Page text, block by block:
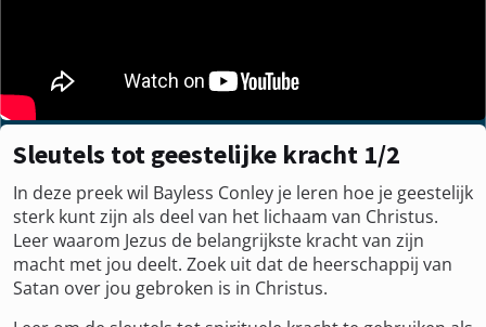
Sleutels tot geestelijke kracht 1/2
In deze preek wil Bayless Conley je leren hoe je geestelijk
sterk kunt zijn als deel van het lichaam van Christus.
Leer waarom Jezus de belangrijkste kracht van zijn
macht met jou deelt. Zoek uit dat de heerschappij van
Satan over jou gebroken is in Christus.